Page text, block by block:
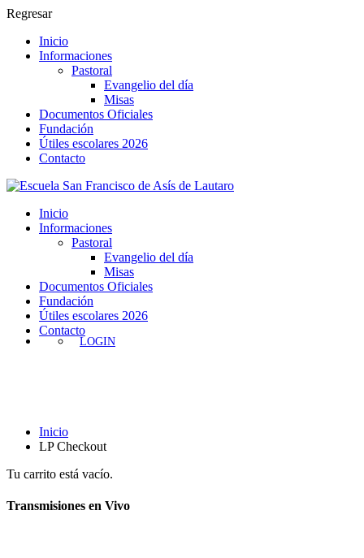
Regresar
Inicio
Informaciones
Pastoral
Evangelio del día
Misas
Documentos Oficiales
Fundación
Útiles escolares 2026
Contacto
Inicio
Informaciones
Pastoral
Evangelio del día
Misas
Documentos Oficiales
Fundación
Útiles escolares 2026
Contacto
LOGIN
Inicio
LP Checkout
Tu carrito está vacío.
Transmisiones en Vivo